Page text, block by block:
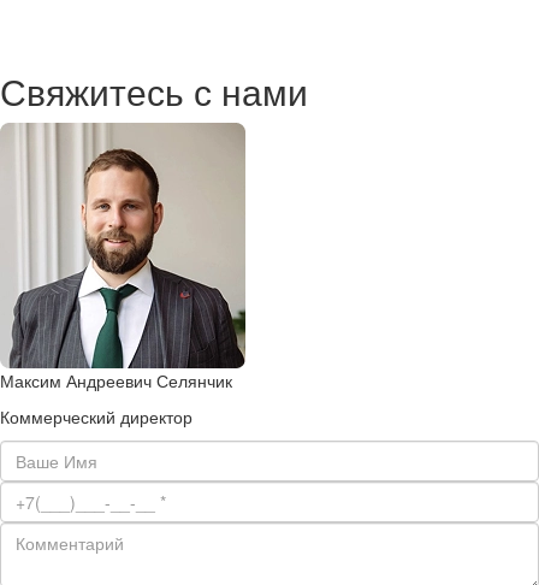
Свяжитесь с нами
Максим Андреевич Селянчик
Коммерческий директор